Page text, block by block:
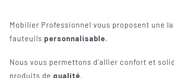
Mobilier Professionnel vous proposent une
fauteuils personnalisable.
Nous vous permettons d’allier confort et
produits de qualité.